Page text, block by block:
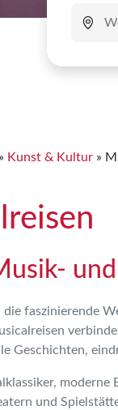
» Kunst & Kultur »
die faszinierende
Geschichten,
und